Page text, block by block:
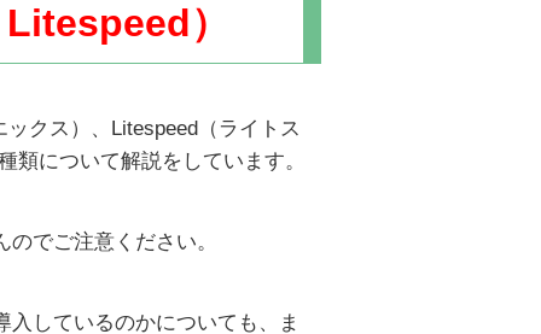
）
クス）、Litespeed（ライトス
類について解説をしています。
でご注意ください。
しているのかについても、ま